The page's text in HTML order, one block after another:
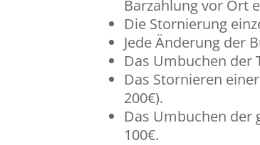
Barzahlung vor Ort
Die Stornierung
Jede Änderung der
Das Umbuchen der
Das Stornieren
200€).
Das Umbuchen der
100€.